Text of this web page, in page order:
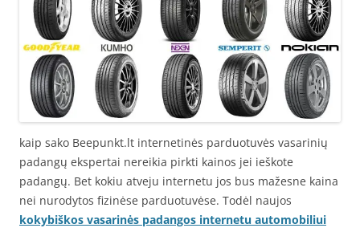
kaip sako Beepunkt.lt internetinės parduotuvės vasarinių
padangų ekspertai nereikia pirkti kainos jei ieškote
padangų. Bet kokiu atveju internetu jos bus mažesne kaina
nei nurodytos fizinėse parduotuvėse. Todėl naujos
kokybiškos vasarinės padangos internetu automobiliui